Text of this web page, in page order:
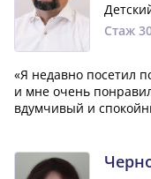
Стаж
«Я недавно посетил
и мне очень
вдумчивый и
хочу выразить ему